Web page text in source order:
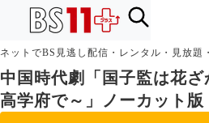
ネットでBS見逃し配信・レンタル・見放題
中国時代劇「国子監は花
高学府で～」ノーカット版